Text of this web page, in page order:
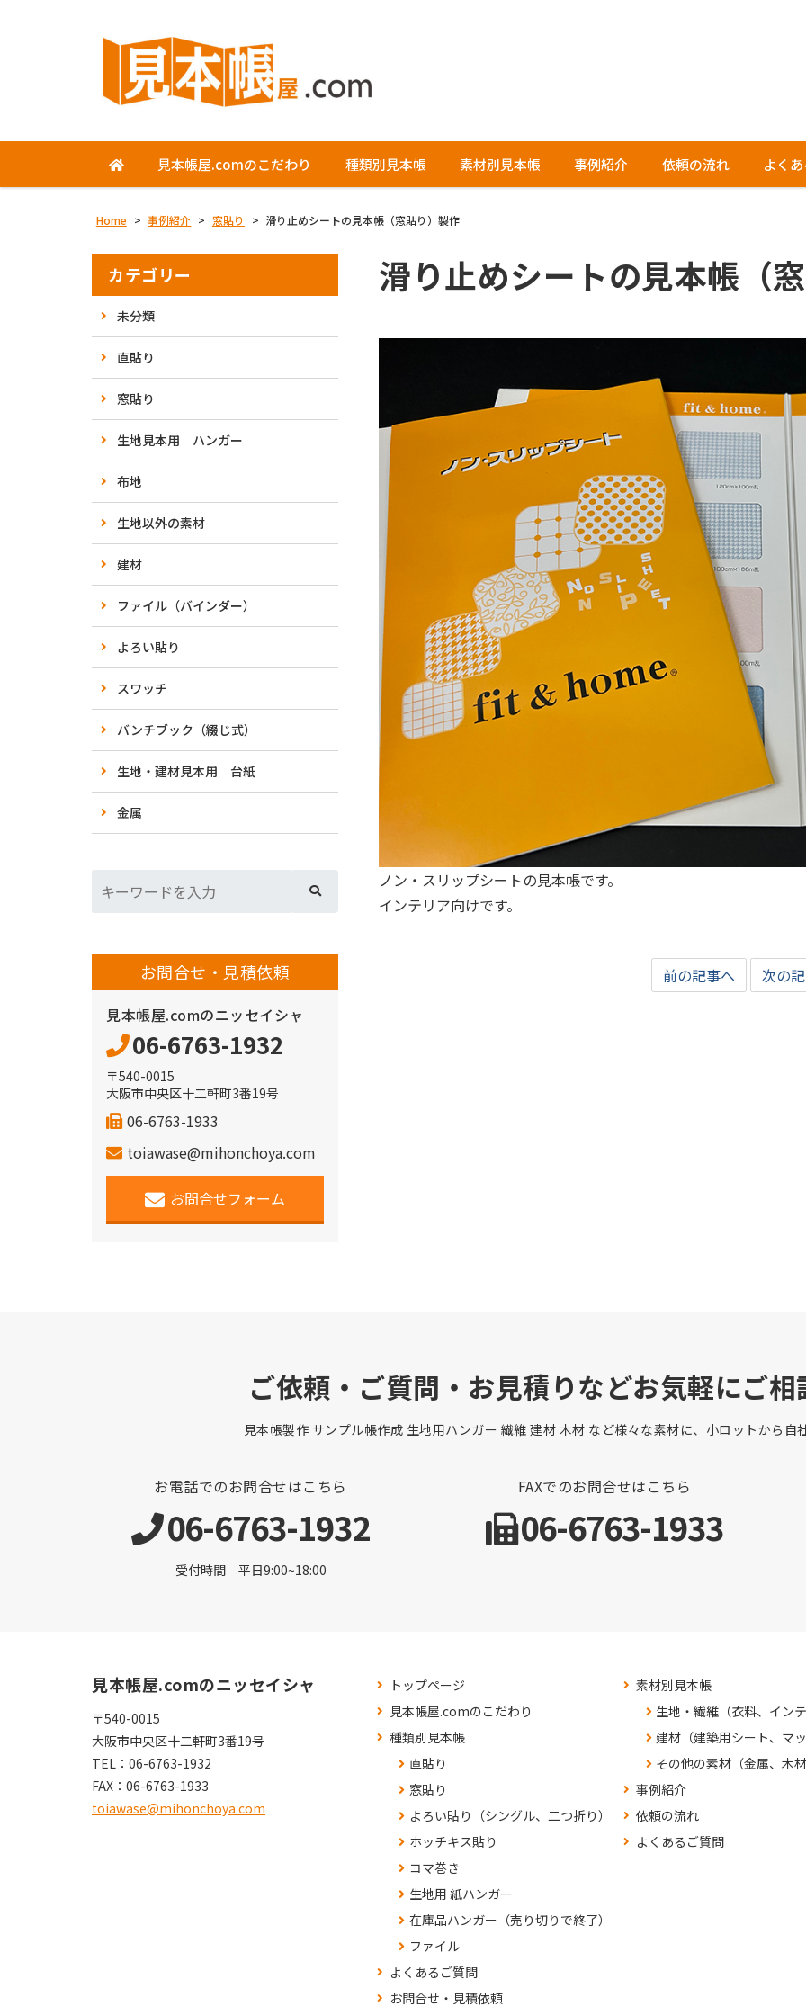
見本帳屋.comのこだわり 種類別見本帳 素材別見本帳 事例紹介 依頼の流れ よく
Home > 事例紹介 > 窓貼り > 滑り止めシートの見本帳（窓貼り）製作
滑り止めシートの見本帳（
ノン・スリップシートの見本帳です。
インテリア向けです。
前の記事へ 次の
カテゴリー
未分類
直貼り
窓貼り
生地見本用 ハンガー
布地
生地以外の素材
建材
ファイル（バインダー）
よろい貼り
スワッチ
バンチブック（綴じ式）
生地・建材見本用 台紙
金属
お問合せ・見積依頼
見本帳屋.comのニッセイシャ
06-6763-1932
〒540-0015
大阪市中央区十二軒町3番19号
06-6763-1933
toiawase@mihonchoya.com
お問合せフォーム
ご依頼・ご質問・お見積りなどお気軽にご
見本帳製作 サンプル帳作成 生地用ハンガー 繊維 建材 木材 など様々な素材に、小ロットから自
お電話でのお問合せはこちら
06-6763-1932
受付時間 平日9:00~18:00
FAXでのお問合せはこちら
06-6763-1933
見本帳屋.comのニッセイシャ
〒540-0015
大阪市中央区十二軒町3番19号
TEL： 06-6763-1932
FAX： 06-6763-1933
toiawase@mihonchoya.com
トップページ
見本帳屋.comのこだわり
種類別見本帳
直貼り
窓貼り
よろい貼り（シングル、二つ折り）
ホッチキス貼り
コマ巻き
生地用 紙ハンガー
在庫品ハンガー（売り切りで終了）
ファイル
よくあるご質問
お問合せ・見積依頼
素材別見本帳
生地・繊維（衣料、イン
建材（建築用シート、マ
その他の素材（金属、木
事例紹介
依頼の流れ
よくあるご質問